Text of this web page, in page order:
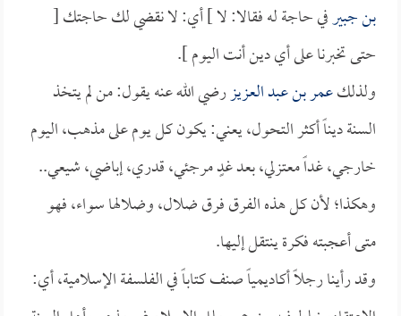
بن جبيرفي حاجة له فقالا: لا ] أي: لا نقضي لك حاجتك [
حتى تخبرنا على أي دين أنت اليوم ].
ولذلكعمر بن عبد العزيزرضي الله عنه يقول: من لم يتخذ
السنة ديناً أكثر التحول، يعني: يكون كل يوم على مذهب، اليوم
خارجي، غداً معتزلي، بعد غدٍ مرجئي، قدري، إباضي، شيعي..
وهكذا؛ لأن كل هذه الفرق فرق ضلال، وضلالها سواء، فهو
متى أعجبته فكرة ينتقل إليها.
وقد رأينا رجلاً أكاديمياً صنف كتاباً في الفلسفة الإسلامية، أي: